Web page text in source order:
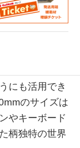
にも活用でき
のサイズは
やキーボード
柄独特の世界